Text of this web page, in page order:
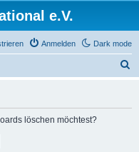
e.V.
Dark mode
Anmelden
löschen möchtest?